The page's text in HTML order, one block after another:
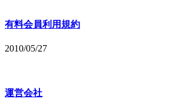
有料会員利用規約
2010/05/27
運営会社